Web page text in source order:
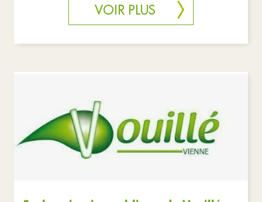
VOIR PLUS